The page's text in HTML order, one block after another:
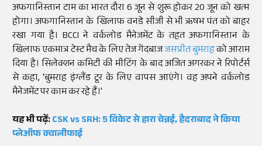
अफगानिस्तान टाम का भारत दौरा 6 जून से शुरू होकर 20 जून को खत्म
होगा। अफगानिस्तान के खिलाफ वनडे सीजी से भी ऋषभ पंत को बाहर
रखा गया है। BCCI ने वर्कलोड मैनेजमेंट के तहत अफगानिस्तान के
खिलाफ एकमात्र टेस्ट मैच के लिए तेज गेंदबाजजसप्रीत बुमराहको आराम
दिया है। सिलेक्शन कमिटी की मीटिंग के बाद अजित अगरकर ने रिपोर्टर्स
से कहा, 'बुमराह इंग्लैंड टूर के लिए वापस आएंगे। वह अपने वर्कलोड
मैनेजमेंट पर काम कर रहे हैं।'
यह भी पढ़ें:CSK vs SRH: 5 विकेट से हारा चेन्नई, हैदराबाद ने किया
प्लेऑफ क्वालीफाई